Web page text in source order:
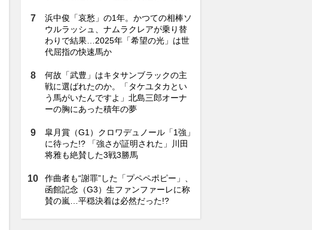
浜中俊「哀愁」の1年。かつての相棒ソ
ウルラッシュ、ナムラクレアが乗り替
わりで結果…2025年「希望の光」は世
代屈指の快速馬か
何故「武豊」はキタサンブラックの主
戦に選ばれたのか。「タケユタカとい
う馬がいたんですよ」北島三郎オーナ
ーの胸にあった積年の夢
皐月賞（G1）クロワデュノール「1強」
に待った!? 「強さが証明された」川田
将雅も絶賛した3戦3勝馬
作曲者も“謝罪”した「プペペポピー」、
函館記念（G3）生ファンファーレに称
賛の嵐…平穏決着は必然だった!?